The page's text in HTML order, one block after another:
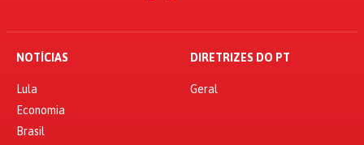
NOTÍCIAS
Lula
Economia
Brasil
DIRETRIZES DO PT
Geral